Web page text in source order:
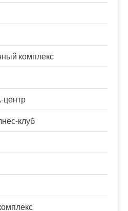
комплекс
клуб